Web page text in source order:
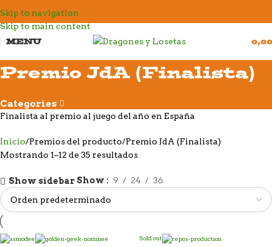
Skip to navigation
Skip to main content
MENU 0,00
Premio JdA (Finalista)
Categories
Finalista al premio al juego del año en España
Inicio Premios del producto Premio JdA (Finalista)
Mostrando 1–12 de 35 resultados
Show sidebar Show 9 24 36
Sold out